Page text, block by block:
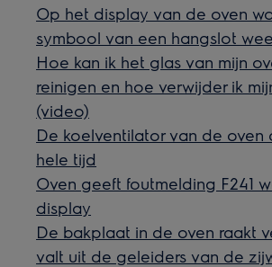
Op het display van de oven
symbool van een hangslot
Hoe kan ik het glas van mijn
reinigen en hoe verwijder ik
(video)
De koelventilator van de oven
hele tijd
Oven geeft foutmelding F241
display
De bakplaat in de oven raakt
valt uit de geleiders van de